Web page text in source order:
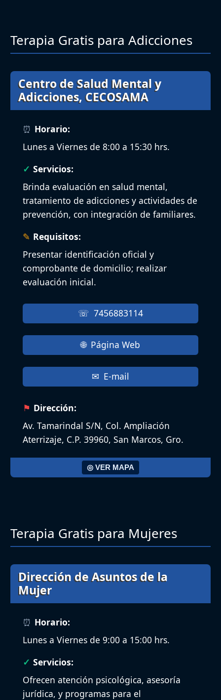
Terapia Gratis para Adicciones
Centro de Salud Mental y
Adicciones, CECOSAMA
Horario:
Lunes a Viernes de 8:00 a 15:30 hrs.
Servicios:
Brinda evaluación en salud mental,
tratamiento de adicciones y actividades de
prevención, con integración de familiares.
Requisitos:
Presentar identificación oficial y
comprobante de domicilio; realizar
evaluación inicial.
7456883114
Página Web
E-mail
Dirección:
Av. Tamarindal S/N, Col. Ampliación
Aterrizaje, C.P. 39960, San Marcos, Gro.
◎ VER MAPA
Terapia Gratis para Mujeres
Dirección de Asuntos de la
Mujer
Horario:
Lunes a Viernes de 9:00 a 15:00 hrs.
Servicios:
Ofrecen atención psicológica, asesoría
jurídica, y programas para el